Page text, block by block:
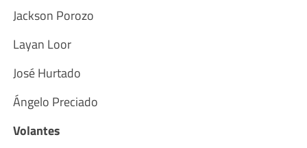
Jackson Porozo
Layan Loor
José Hurtado
Ángelo Preciado
Volantes